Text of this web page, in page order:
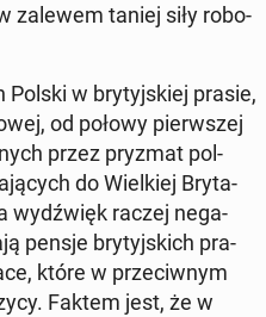
zalewem taniej siły ro­bo­
w bry­tyj­skiej prasie,
od połowy pierw­szej
przez pryzmat pol­
do Wiel­kiej Bry­ta­
wy­dźwięk raczej ne­ga­
pensje bry­tyj­skich pra­
które w prze­ciw­nym
Faktem jest, że w